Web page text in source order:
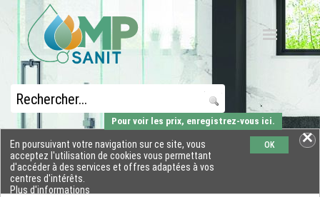
En poursuivant votre navigation sur ce site, vous
acceptez l'utilisation de cookies vous permettant
d'accéder à des services et offres adaptées à vos
centres d'intérêts.
Plus d'informations
OK
Pour voir les prix, enregistrez-vous ici.